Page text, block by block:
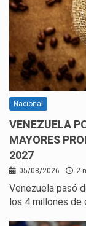
Nacional
VENEZUELA
MAYORES
2027
05/08/2026 2
Venezuela pasó
los 4 millones de